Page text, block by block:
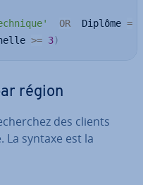
OR
  Diplôme
=
>= 3)
région
des clients
La syntaxe est la